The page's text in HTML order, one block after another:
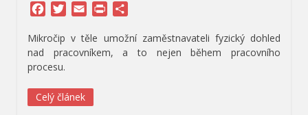
Facebook
Twitter
Email Print
Mikročip v těle umožní zaměstnavateli fyzický dohled
nad pracovníkem, a to nejen během pracovního
procesu.
Celý článek